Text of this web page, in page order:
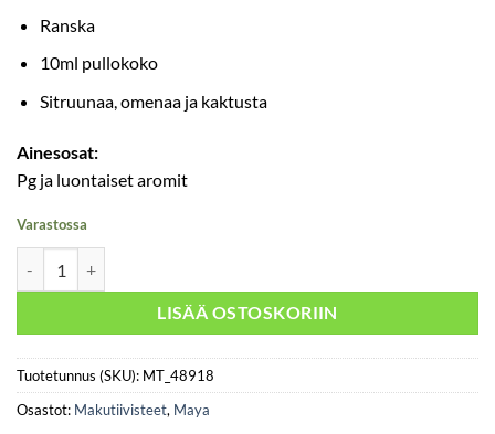
Ranska
10ml pullokoko
Sitruunaa, omenaa ja kaktusta
Ainesosat:
Pg ja luontaiset aromit
Varastossa
LISÄÄ OSTOSKORIIN
Tuotetunnus (SKU): MT_48918
Osastot: Makutiivisteet, Maya